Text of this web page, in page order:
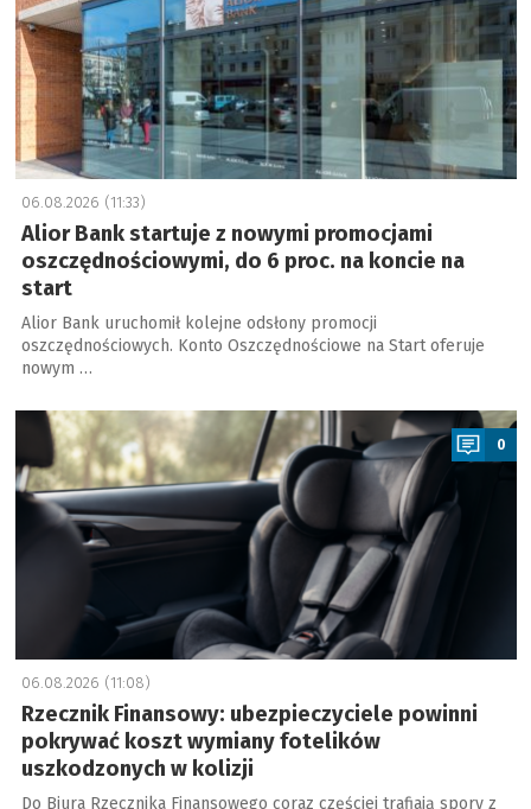
06.08.2026 (11:33)
Alior Bank startuje z nowymi promocjami
oszczędnościowymi, do 6 proc. na koncie na
start
Alior Bank uruchomił kolejne odsłony promocji
oszczędnościowych. Konto Oszczędnościowe na Start oferuje
nowym …
a
0
06.08.2026 (11:08)
Rzecznik Finansowy: ubezpieczyciele powinni
pokrywać koszt wymiany fotelików
uszkodzonych w kolizji
Do Biura Rzecznika Finansowego coraz częściej trafiają spory z